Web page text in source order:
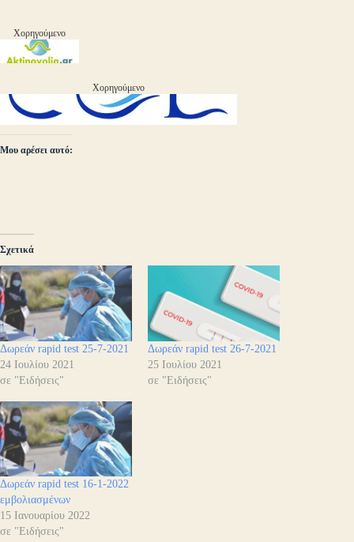
Χορηγούμενο
Χορηγούμενο
Μου αρέσει αυτό:
Σχετικά
Δωρεάν rapid test 25-7-2021
24 Ιουλίου 2021
σε "Ειδήσεις"
Δωρεάν rapid test 26-7-2021
25 Ιουλίου 2021
σε "Ειδήσεις"
Δωρεάν rapid test 16-1-2022
εμβολιασμένων
15 Ιανουαρίου 2022
σε "Ειδήσεις"